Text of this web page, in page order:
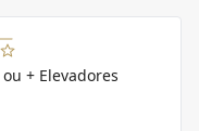
+ Elevadores